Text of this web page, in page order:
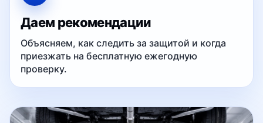
Даем рекомендации
Объясняем, как следить за защитой и когда
приезжать на бесплатную ежегодную
проверку.